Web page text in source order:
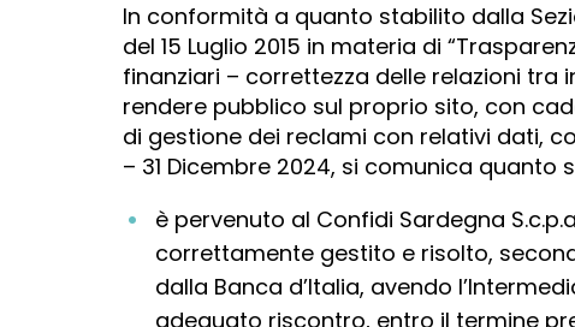
In conformità a quanto stabilito dalla
del 15 Luglio 2015 in materia di
finanziari – correttezza delle relazioni tra
rendere pubblico sul proprio sito, con
di gestione dei reclami con relativi dati,
– 31 Dicembre 2024, si comunica quanto
è pervenuto al Confidi Sardegna
correttamente gestito e risolto,
dalla Banca d’Italia, avendo
adeguato riscontro, entro il termine